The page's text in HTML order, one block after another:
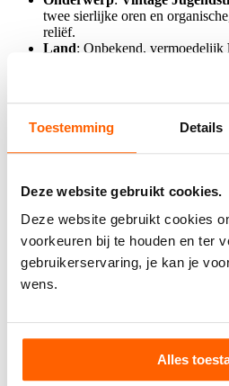
Toestemming Details
Deze website gebruikt cookies.
Deze website gebruikt cookies
voorkeuren bij te houden en ter
gebruikerservaring, je kan je
wens.
Alles
twee sierlijke oren en
reliëf.
Land: Onbekend, vermoedelijk
replica in de
Staat: Ingebruikte vintage staat
Gewicht: 600 gram.
Waarde : Verzamelwaardig voor
Jugendstildecoratie, siervazen en
Dit product is te bezichtigen in